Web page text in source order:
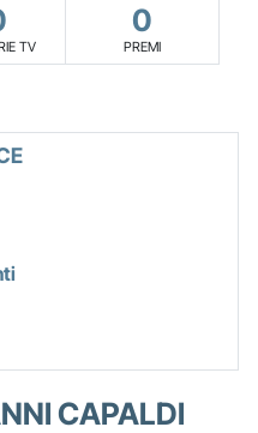
TV
0
PREMI
CAPALDI